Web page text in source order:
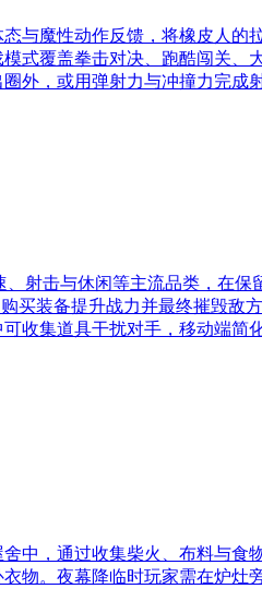
与魔性动作反馈，将橡皮人的
式覆盖拳击对决、跑酷闯关、
外，或用弹射力与冲撞力完成
射击与休闲等主流品类，在
装备提升战力并最终摧毁敌
收集道具干扰对手，移动端简
中，通过收集柴火、布料与食
物。夜幕降临时玩家需在炉灶